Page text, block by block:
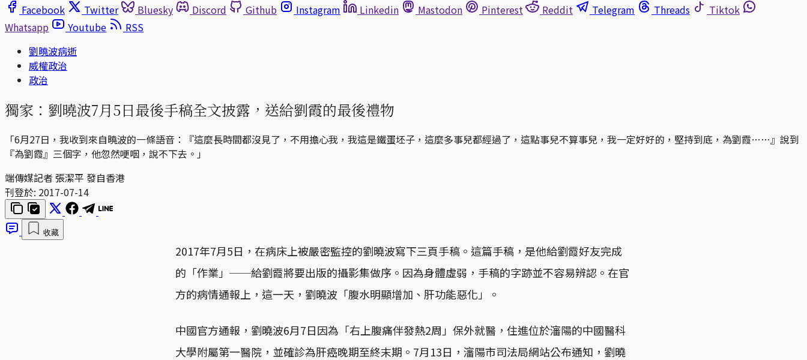
Facebook
Twitter Bluesky Discord Github Instagram Linkedin Mastodon Pinterest Reddit Telegram Threads
Tiktok
Whatsapp
Youtube
RSS
劉曉波病逝
威權政治
政治
獨家：劉曉波7月5日最後手稿全文披露，送給劉霞的最後禮物
「6月27日，我收到來自曉波的一條語音：『這麼長時間都沒見了，不用擔心我，我這是鐵蛋坯子，這麼多事兒都經過了，這點事兒不算事兒，我一定好好的，堅持到底，為劉霞……』說到
『為劉霞』三個字，他忽然哽咽，說不下去。」
端傳媒記者 張潔平 發自香港
刊登於: 2017-07-14
收藏
2017年7月5日，在病床上被嚴密監控的劉曉波寫下三頁手稿。這篇手稿，是他給劉霞好友完成
的「作業」──給劉霞將要出版的攝影集做序。因為身體虛弱，手稿的字跡並不容易辨認。在官
方的病情通報上，這一天，劉曉波「腹水明顯增加、肝功能惡化」。
中國官方通報，劉曉波6月7日因為「右上腹痛伴發熱2周」保外就醫，住進位於瀋陽的中國醫科
大學附屬第一醫院，並確診為肝癌晚期至終末期。7月13日，瀋陽市司法局網站公布通知，劉曉